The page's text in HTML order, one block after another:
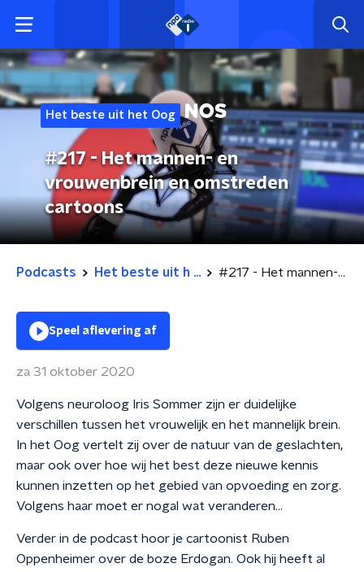
Het beste uit het Oog
#217 - Het mannen- en
vrouwenbrein en omstreden
cartoons
Podcasts Het beste uit h ... #217 - Het mannen- en vrouwenbrein en omstreden cartoons
Speel aflevering af
za 31 oktober 2020
Volgens neuroloog Iris Sommer zijn er duidelijke
verschillen tussen het vrouwelijk en het mannelijk brein.
In het Oog vertelt zij over de natuur van de geslachten,
maar ook over hoe wij het best deze nieuwe kennis
kunnen inzetten op het gebied van opvoeding en zorg.
Volgens haar moet er nogal wat veranderen...
Verder in de podcast hoor je cartoonist Ruben
Oppenheimer over de boze Erdogan. Ook hij heeft al